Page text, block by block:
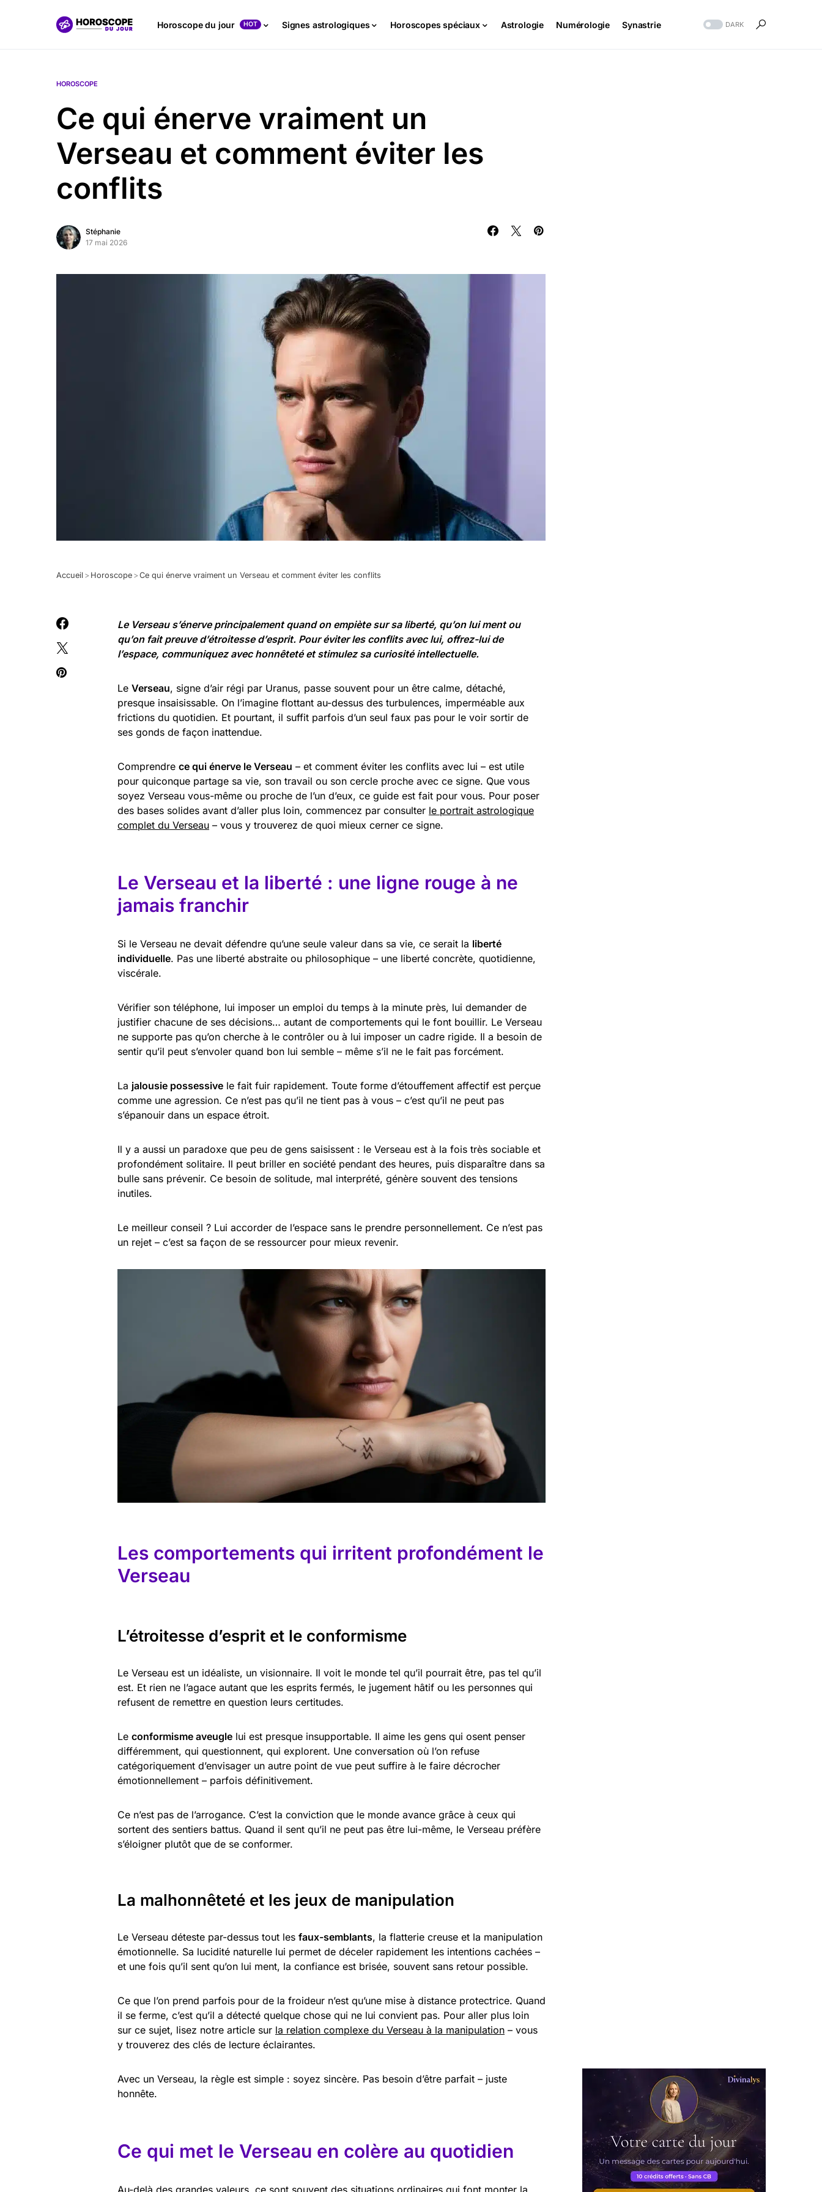
Horoscope du jour HOT Signes astrologiques Horoscopes spéciaux Astrologie Numérologie Synastrie DARK
HOROSCOPE
Ce qui énerve vraiment un
Verseau et comment éviter les
conflits
Stéphanie
17 mai 2026
Accueil > Horoscope >Ce qui énerve vraiment un Verseau et comment éviter les conflits
Le Verseau s’énerve principalement quand on empiète sur sa liberté, qu’on lui ment ou
qu’on fait preuve d’étroitesse d’esprit. Pour éviter les conflits avec lui, offrez-lui de
l’espace, communiquez avec honnêteté et stimulez sa curiosité intellectuelle.
Le Verseau, signe d’air régi par Uranus, passe souvent pour un être calme, détaché,
presque insaisissable. On l’imagine flottant au-dessus des turbulences, imperméable aux
frictions du quotidien. Et pourtant, il suffit parfois d’un seul faux pas pour le voir sortir de
ses gonds de façon inattendue.
Comprendre ce qui énerve le Verseau – et comment éviter les conflits avec lui – est utile
pour quiconque partage sa vie, son travail ou son cercle proche avec ce signe. Que vous
soyez Verseau vous-même ou proche de l’un d’eux, ce guide est fait pour vous. Pour poser
des bases solides avant d’aller plus loin, commencez par consulter le portrait astrologique
complet du Verseau – vous y trouverez de quoi mieux cerner ce signe.
Le Verseau et la liberté : une ligne rouge à ne
jamais franchir
Si le Verseau ne devait défendre qu’une seule valeur dans sa vie, ce serait la liberté
individuelle. Pas une liberté abstraite ou philosophique – une liberté concrète, quotidienne,
viscérale.
Vérifier son téléphone, lui imposer un emploi du temps à la minute près, lui demander de
justifier chacune de ses décisions… autant de comportements qui le font bouillir. Le Verseau
ne supporte pas qu’on cherche à le contrôler ou à lui imposer un cadre rigide. Il a besoin de
sentir qu’il peut s’envoler quand bon lui semble – même s’il ne le fait pas forcément.
La jalousie possessive le fait fuir rapidement. Toute forme d’étouffement affectif est perçue
comme une agression. Ce n’est pas qu’il ne tient pas à vous – c’est qu’il ne peut pas
s’épanouir dans un espace étroit.
Il y a aussi un paradoxe que peu de gens saisissent : le Verseau est à la fois très sociable et
profondément solitaire. Il peut briller en société pendant des heures, puis disparaître dans sa
bulle sans prévenir. Ce besoin de solitude, mal interprété, génère souvent des tensions
inutiles.
Le meilleur conseil ? Lui accorder de l’espace sans le prendre personnellement. Ce n’est pas
un rejet – c’est sa façon de se ressourcer pour mieux revenir.
Les comportements qui irritent profondément le
Verseau
L’étroitesse d’esprit et le conformisme
Le Verseau est un idéaliste, un visionnaire. Il voit le monde tel qu’il pourrait être, pas tel qu’il
est. Et rien ne l’agace autant que les esprits fermés, le jugement hâtif ou les personnes qui
refusent de remettre en question leurs certitudes.
Le conformisme aveugle lui est presque insupportable. Il aime les gens qui osent penser
différemment, qui questionnent, qui explorent. Une conversation où l’on refuse
catégoriquement d’envisager un autre point de vue peut suffire à le faire décrocher
émotionnellement – parfois définitivement.
Ce n’est pas de l’arrogance. C’est la conviction que le monde avance grâce à ceux qui
sortent des sentiers battus. Quand il sent qu’il ne peut pas être lui-même, le Verseau préfère
s’éloigner plutôt que de se conformer.
La malhonnêteté et les jeux de manipulation
Le Verseau déteste par-dessus tout les faux-semblants, la flatterie creuse et la manipulation
émotionnelle. Sa lucidité naturelle lui permet de déceler rapidement les intentions cachées –
et une fois qu’il sent qu’on lui ment, la confiance est brisée, souvent sans retour possible.
Ce que l’on prend parfois pour de la froideur n’est qu’une mise à distance protectrice. Quand
il se ferme, c’est qu’il a détecté quelque chose qui ne lui convient pas. Pour aller plus loin
sur ce sujet, lisez notre article sur la relation complexe du Verseau à la manipulation – vous
y trouverez des clés de lecture éclairantes.
Avec un Verseau, la règle est simple : soyez sincère. Pas besoin d’être parfait – juste
honnête.
Ce qui met le Verseau en colère au quotidien
Au-delà des grandes valeurs, ce sont souvent des situations ordinaires qui font monter la